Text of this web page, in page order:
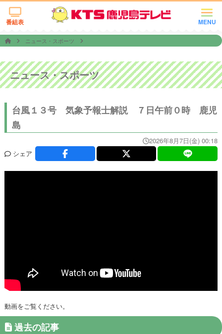
MENU
番組表
ニュース・スポーツ
ニュース・スポーツ
台風１３号 気象予報士解説 ７日午前０時 鹿児
島
2026年8月7日(金) 00:18
シェア
動画をご覧ください。
過去の記事